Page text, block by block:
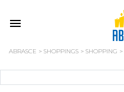
ABRASCE > SHOPPINGS > SHOPPING >